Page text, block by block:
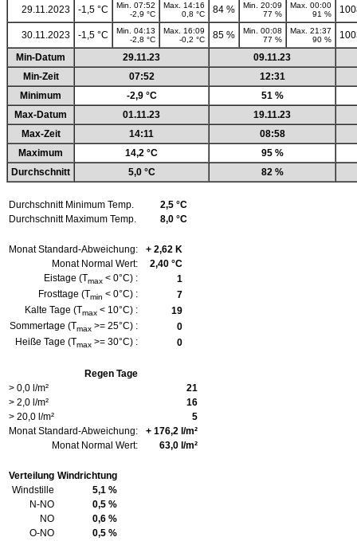
29.11.2023 -1,5 °C
Min. 07:52
-2,9 °C
Max. 14:16
0,8 °C
84 %
Min. 20:09
77 %
Max. 00:00
91 %
30.11.2023 -1,5 °C
Min. 04:13
-2,8 °C
Max. 16:09
-0,2 °C
85 %
Min. 00:08
77 %
Max. 21:37
90 %
Min-Datum
29.11.23
09.11.23
Min-Zeit
07:52
12:31
Minimum
-2,9 °C
51 %
Max-Datum
01.11.23
19.11.23
Max-Zeit
14:11
08:58
Maximum
14,2 °C
95 %
Durchschnitt
5,0 °C 82 %
Durchschnitt Minimum Temp.
2,5 °C
Durchschnitt Maximum Temp.
8,0 °C
Monat Standard-Abweichung:
+ 2,62 K
Monat Normal Wert:
2,40 °C
Eistage (Tmax < 0°C) :
1
Frosttage (Tmin < 0°C) :
7
Kalte Tage (Tmax < 10°C) :
19
Sommertage (Tmax >= 25°C) :
0
Heiße Tage (Tmax >= 30°C) : 0
Regen Tage
> 0,0 l/m²
21
> 2,0 l/m²
16
> 20,0 l/m²
5
Monat Standard-Abweichung:
+ 176,2 l/m²
Monat Normal Wert:
63,0 l/m²
Verteilung Windrichtung
Windstille
5,1 %
N-NO
0,5 %
NO
0,6 %
O-NO
0,5 %